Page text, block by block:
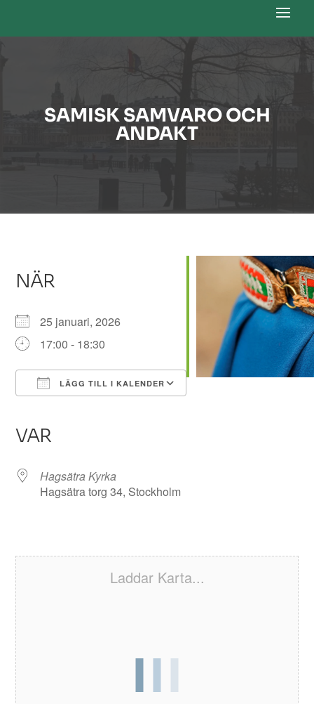
SAMISK SAMVARO OCH
ANDAKT
NÄR
25 januari, 2026
17:00 - 18:30
LÄGG TILL I KALENDER
VAR
Hagsätra Kyrka
Hagsätra torg 34, Stockholm
Laddar Karta...